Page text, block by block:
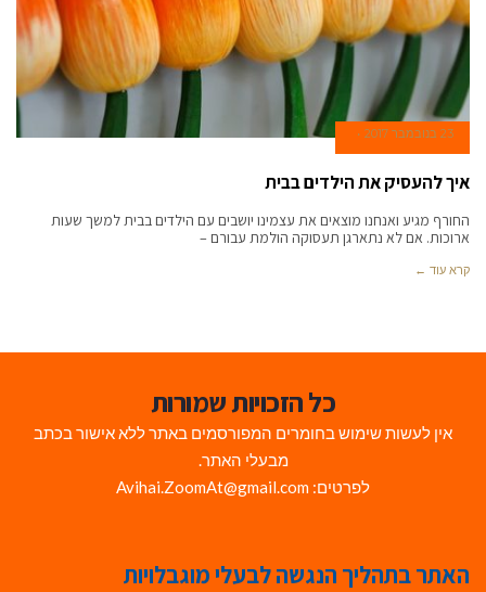
23 בנובמבר 2017
איך להעסיק את הילדים בבית
החורף מגיע ואנחנו מוצאים את עצמינו יושבים עם הילדים בבית למשך שעות
ארוכות. אם לא נתארגן תעסוקה הולמת עבורם –
קרא עוד ←
כל הזכויות שמורות
אין לעשות שימוש בחומרים המפורסמים באתר ללא אישור בכתב
מבעלי האתר.
לפרטים: Avihai.ZoomAt@gmail.com
האתר בתהליך הנגשה לבעלי מוגבלויות